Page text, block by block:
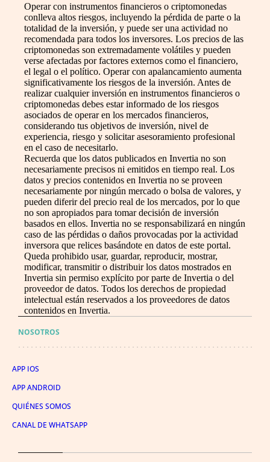
Operar con instrumentos financieros o criptomonedas
conlleva altos riesgos, incluyendo la pérdida de parte o la
totalidad de la inversión, y puede ser una actividad no
recomendada para todos los inversores. Los precios de las
criptomonedas son extremadamente volátiles y pueden
verse afectadas por factores externos como el financiero,
el legal o el político. Operar con apalancamiento aumenta
significativamente los riesgos de la inversión. Antes de
realizar cualquier inversión en instrumentos financieros o
criptomonedas debes estar informado de los riesgos
asociados de operar en los mercados financieros,
considerando tus objetivos de inversión, nivel de
experiencia, riesgo y solicitar asesoramiento profesional
en el caso de necesitarlo.
Recuerda que los datos publicados en Invertia no son
necesariamente precisos ni emitidos en tiempo real. Los
datos y precios contenidos en Invertia no se proveen
necesariamente por ningún mercado o bolsa de valores, y
pueden diferir del precio real de los mercados, por lo que
no son apropiados para tomar decisión de inversión
basados en ellos. Invertia no se responsabilizará en ningún
caso de las pérdidas o daños provocadas por la actividad
inversora que relices basándote en datos de este portal.
Queda prohibido usar, guardar, reproducir, mostrar,
modificar, transmitir o distribuir los datos mostrados en
Invertia sin permiso explícito por parte de Invertia o del
proveedor de datos. Todos los derechos de propiedad
intelectual están reservados a los proveedores de datos
contenidos en Invertia.
NOSOTROS
APP IOS
APP ANDROID
QUIÉNES SOMOS
CANAL DE WHATSAPP